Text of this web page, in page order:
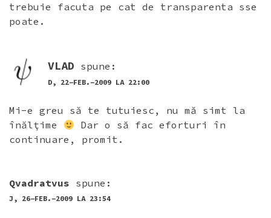
trebuie facuta pe cat de transparenta sse
poate.
VLAD spune:
D, 22-FEB.-2009 LA 22:00
Mi-e greu să te tutuiesc, nu mă simt la
înălţime
Dar o să fac eforturi în
continuare, promit.
Qvadratvus spune:
J, 26-FEB.-2009 LA 23:54